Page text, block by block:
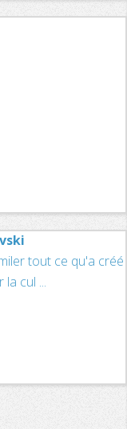
tout ce qu'a créé
la cul ...